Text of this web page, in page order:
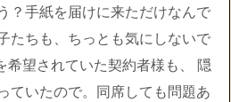
？手紙を届けに来ただけなんで
たちも、ちっとも気にしないで
希望されていた契約者様も、 隠
ていたので。同席しても問題あ